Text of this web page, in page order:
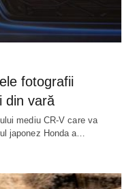
fotografii
din vară
mediu CR-V care va
japonez Honda a…